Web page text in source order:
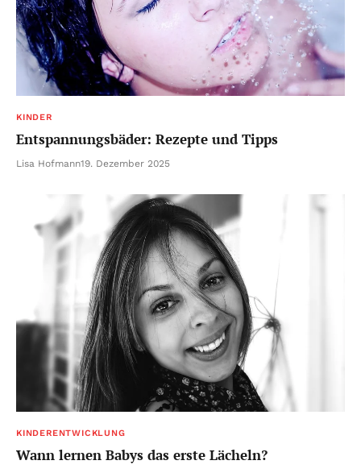
KINDER
Entspannungsbäder: Rezepte und Tipps
Lisa Hofmann19. Dezember 2025
KINDERENTWICKLUNG
Wann lernen Babys das erste Lächeln?